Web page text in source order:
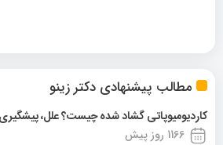
مطالب پیشنهادی دکتر زینو
کاردیومیوپاتی گشاد شده چیست؟ علل،
1166 روز پیش